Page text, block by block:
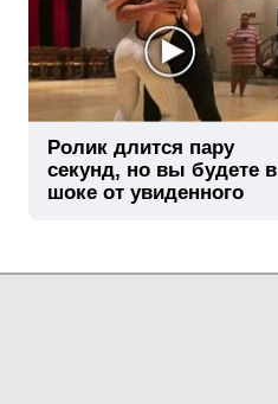
Ролик длится пару
секунд, но вы будете в
шоке от увиденного